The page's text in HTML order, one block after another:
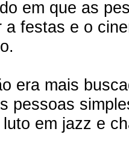
em que as
a festas e o
era mais
pessoas
em jazz e